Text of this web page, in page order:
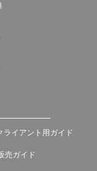
ライアント用ガイド
売ガイド